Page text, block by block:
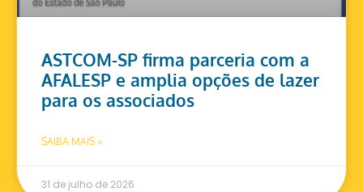
ASTCOM-SP firma parceria com a
AFALESP e amplia opções de lazer
para os associados
SAIBA MAIS »
31 de julho de 2026